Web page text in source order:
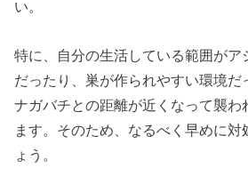
い。
特に、自分の生活している範囲がア
だったり、巣が作られやすい環境だ
ナガバチとの距離が近くなって襲わ
ます。そのため、なるべく早めに対
ょう。